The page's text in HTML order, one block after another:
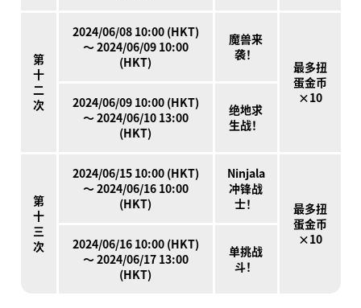
第
十
二
次
2024/06/08 10:00 (HKT)
～ 2024/06/09 10:00
(HKT)
魔兽来
袭！
最多扭
蛋金币
×10
2024/06/09 10:00 (HKT)
～ 2024/06/10 13:00
(HKT)
绝地求
生战！
第
十
三
次
2024/06/15 10:00 (HKT)
～ 2024/06/16 10:00
(HKT)
Ninjala
冲锋战
士！
最多扭
蛋金币
×10
2024/06/16 10:00 (HKT)
～ 2024/06/17 13:00
(HKT)
单挑战
斗！